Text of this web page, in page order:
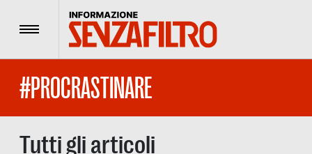
Menu
#PROCRASTINARE
Tutti gli articoli